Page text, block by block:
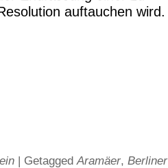
auftauchen wird.
| GetaggedAramäer,